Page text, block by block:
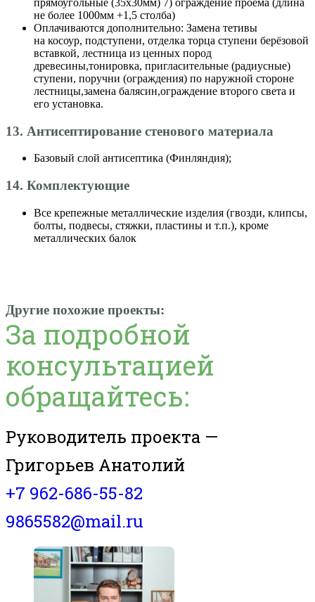
не более 1000мм +1,5 столба)
Оплачиваются дополнительно: Замена тетивы
на косоур, подступени, отделка торца ступени берёзовой
вставкой, лестница из ценных пород
древесины,тонировка, пригласительные (радиусные)
ступени, поручни (ограждения) по наружной стороне
лестницы,замена балясин,ограждение второго света и
его установка.
13. Антисептирование стенового материала
Базовый слой антисептика (Финляндия);
14. Комплектующие
Все крепежные металлические изделия (гвозди, клипсы,
болты, подвесы, стяжки, пластины и т.п.), кроме
металлических балок
Другие похожие проекты:
За подробной
консультацией
обращайтесь:
Руководитель проекта —
Григорьев Анатолий
+7 962-686-55-82
9865582@mail.ru